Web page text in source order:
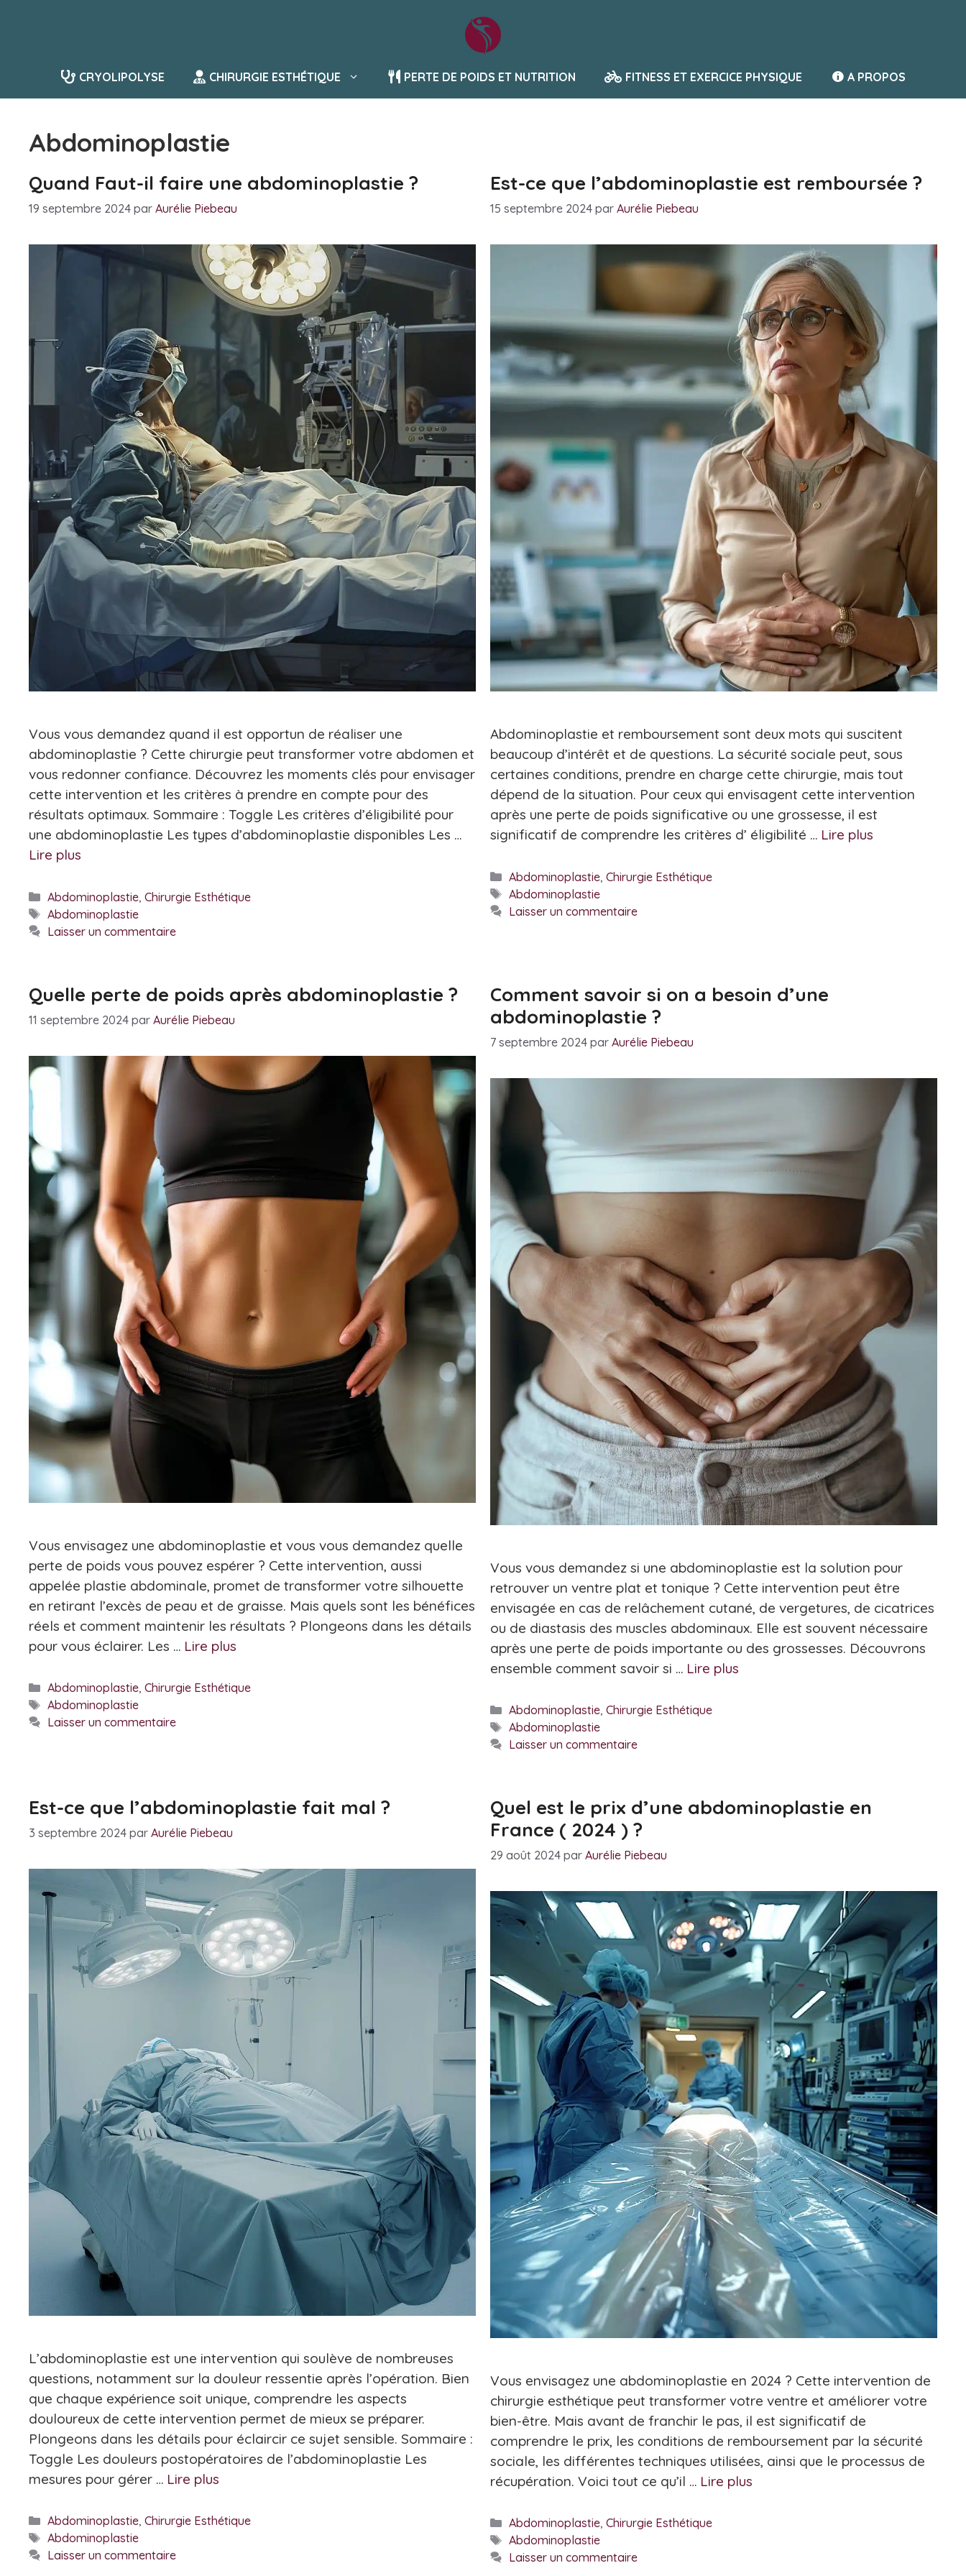
CRYOLIPOLYSE CHIRURGIE ESTHÉTIQUE PERTE DE POIDS ET NUTRITION FITNESS ET EXERCICE PHYSIQUE A PROPOS
Abdominoplastie
Quand Faut-il faire une abdominoplastie ?
19 septembre 2024 par Aurélie Piebeau
Vous vous demandez quand il est opportun de réaliser une
abdominoplastie ? Cette chirurgie peut transformer votre abdomen et
vous redonner confiance. Découvrez les moments clés pour envisager
cette intervention et les critères à prendre en compte pour des
résultats optimaux. Sommaire : Toggle Les critères d’éligibilité pour
une abdominoplastie Les types d’abdominoplastie disponibles Les …
Lire plus
Catégories
Abdominoplastie, Chirurgie Esthétique
Étiquettes
Abdominoplastie
Laisser un commentaire
Est-ce que l’abdominoplastie est remboursée ?
15 septembre 2024 par Aurélie Piebeau
Abdominoplastie et remboursement sont deux mots qui suscitent
beaucoup d’intérêt et de questions. La sécurité sociale peut, sous
certaines conditions, prendre en charge cette chirurgie, mais tout
dépend de la situation. Pour ceux qui envisagent cette intervention
après une perte de poids significative ou une grossesse, il est
significatif de comprendre les critères d’ éligibilité … Lire plus
Catégories
Abdominoplastie, Chirurgie Esthétique
Étiquettes
Abdominoplastie
Laisser un commentaire
Quelle perte de poids après abdominoplastie ?
11 septembre 2024 par Aurélie Piebeau
Vous envisagez une abdominoplastie et vous vous demandez quelle
perte de poids vous pouvez espérer ? Cette intervention, aussi
appelée plastie abdominale, promet de transformer votre silhouette
en retirant l’excès de peau et de graisse. Mais quels sont les bénéfices
réels et comment maintenir les résultats ? Plongeons dans les détails
pour vous éclairer. Les … Lire plus
Catégories
Abdominoplastie, Chirurgie Esthétique
Étiquettes
Abdominoplastie
Laisser un commentaire
Comment savoir si on a besoin d’une
abdominoplastie ?
7 septembre 2024 par Aurélie Piebeau
Vous vous demandez si une abdominoplastie est la solution pour
retrouver un ventre plat et tonique ? Cette intervention peut être
envisagée en cas de relâchement cutané, de vergetures, de cicatrices
ou de diastasis des muscles abdominaux. Elle est souvent nécessaire
après une perte de poids importante ou des grossesses. Découvrons
ensemble comment savoir si … Lire plus
Catégories
Abdominoplastie, Chirurgie Esthétique
Étiquettes
Abdominoplastie
Laisser un commentaire
Est-ce que l’abdominoplastie fait mal ?
3 septembre 2024 par Aurélie Piebeau
L’abdominoplastie est une intervention qui soulève de nombreuses
questions, notamment sur la douleur ressentie après l’opération. Bien
que chaque expérience soit unique, comprendre les aspects
douloureux de cette intervention permet de mieux se préparer.
Plongeons dans les détails pour éclaircir ce sujet sensible. Sommaire :
Toggle Les douleurs postopératoires de l’abdominoplastie Les
mesures pour gérer … Lire plus
Catégories
Abdominoplastie, Chirurgie Esthétique
Étiquettes
Abdominoplastie
Laisser un commentaire
Quel est le prix d’une abdominoplastie en
France ( 2024 ) ?
29 août 2024 par Aurélie Piebeau
Vous envisagez une abdominoplastie en 2024 ? Cette intervention de
chirurgie esthétique peut transformer votre ventre et améliorer votre
bien-être. Mais avant de franchir le pas, il est significatif de
comprendre le prix, les conditions de remboursement par la sécurité
sociale, les différentes techniques utilisées, ainsi que le processus de
récupération. Voici tout ce qu’il … Lire plus
Catégories
Abdominoplastie, Chirurgie Esthétique
Étiquettes
Abdominoplastie
Laisser un commentaire